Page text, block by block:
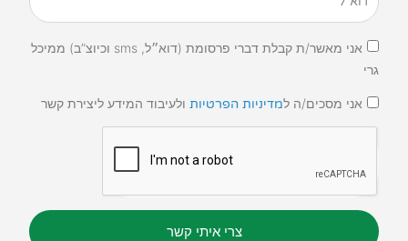
אני מאשר/ת קבלת דברי פרסומת (דוא״ל, sms וכיוצ”ב) ממיכל
גרי
אני מסכים/ה למדיניות הפרטיות ולעיבוד המידע ליצירת קשר
צרי איתי קשר